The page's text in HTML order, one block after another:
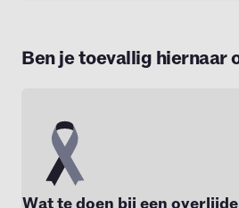
Ben je toevallig hiernaar